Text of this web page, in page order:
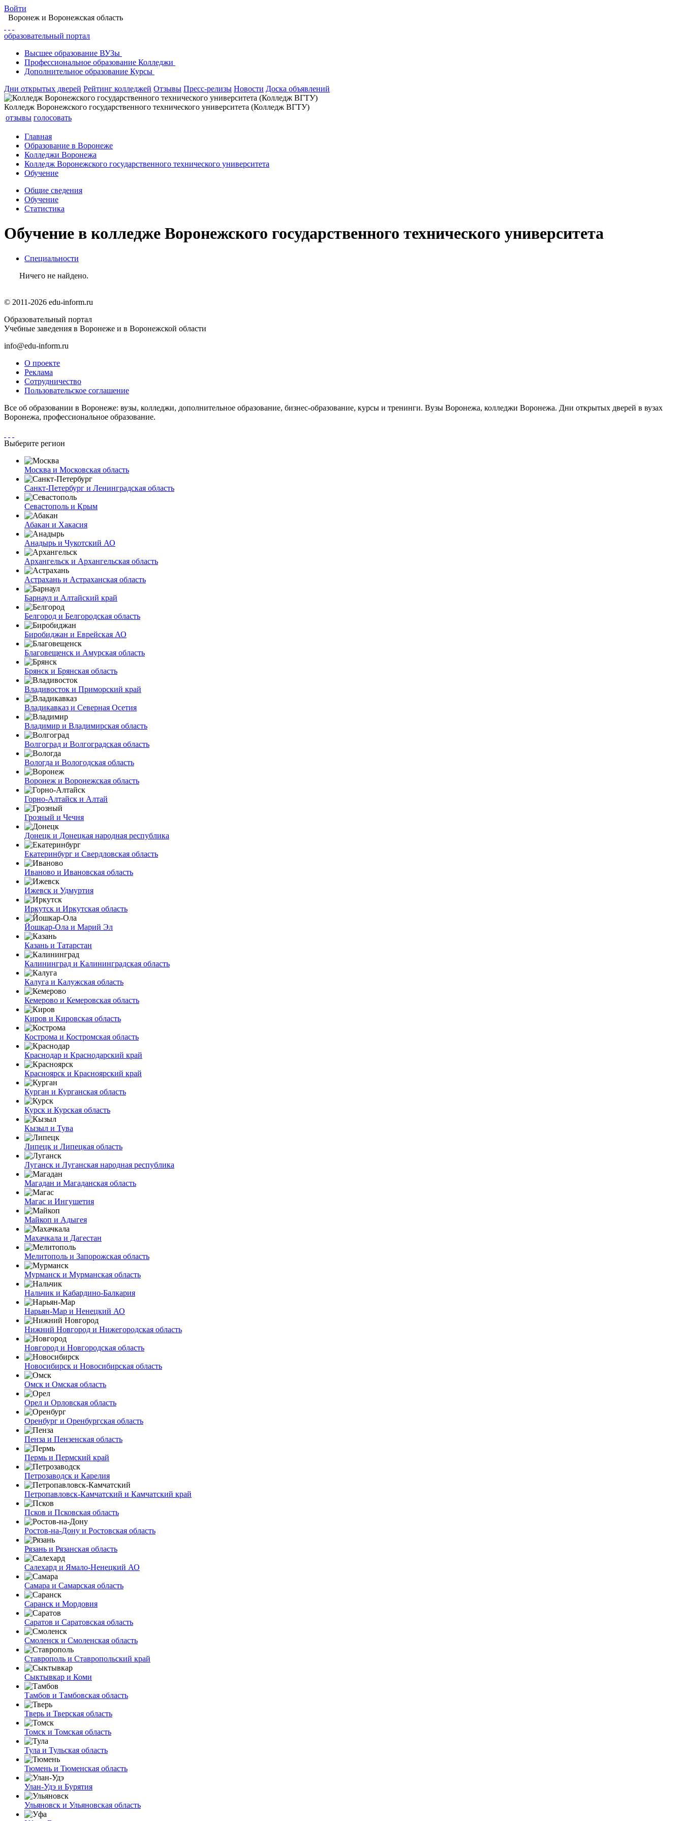
Войти
Воронеж и Воронежская область
образовательный портал
Высшее образование ВУЗы
Профессиональное образование Колледжи
Дополнительное образование Курсы
Дни открытых дверей Рейтинг колледжей Отзывы Пресс-релизы Новости Доска объявлений
Колледж Воронежского государственного технического университета (Колледж ВГТУ)
отзывы голосовать
Главная
Образование в Воронеже
Колледжи Воронежа
Колледж Воронежского государственного технического университета
Обучение
Общие сведения
Обучение
Статистика
Обучение в колледже Воронежского государственного технического университета
Специальности
Ничего не найдено.
© 2011-2026 edu-inform.ru
Образовательный портал
Учебные заведения в Воронеже и в Воронежской области
info@edu-inform.ru
О проекте
Реклама
Сотрудничество
Пользовательское соглашение
Все об образовании в Воронеже: вузы, колледжи, дополнительное образование, бизнес-образование, курсы и тренинги. Вузы Воронежа, колледжи Воронежа. Дни открытых дверей в вузах
Воронежа, профессиональное образование.
Выберите регион
Москва и Московская область
Санкт-Петербург и Ленинградская область
Севастополь и Крым
Абакан и Хакасия
Анадырь и Чукотский АО
Архангельск и Архангельская область
Астрахань и Астраханская область
Барнаул и Алтайский край
Белгород и Белгородская область
Биробиджан и Еврейская АО
Благовещенск и Амурская область
Брянск и Брянская область
Владивосток и Приморский край
Владикавказ и Северная Осетия
Владимир и Владимирская область
Волгоград и Волгоградская область
Вологда и Вологодская область
Воронеж и Воронежская область
Горно-Алтайск и Алтай
Грозный и Чечня
Донецк и Донецкая народная республика
Екатеринбург и Свердловская область
Иваново и Ивановская область
Ижевск и Удмуртия
Иркутск и Иркутская область
Йошкар-Ола и Марий Эл
Казань и Татарстан
Калининград и Калининградская область
Калуга и Калужская область
Кемерово и Кемеровская область
Киров и Кировская область
Кострома и Костромская область
Краснодар и Краснодарский край
Красноярск и Красноярский край
Курган и Курганская область
Курск и Курская область
Кызыл и Тува
Липецк и Липецкая область
Луганск и Луганская народная республика
Магадан и Магаданская область
Магас и Ингушетия
Майкоп и Адыгея
Махачкала и Дагестан
Мелитополь и Запорожская область
Мурманск и Мурманская область
Нальчик и Кабардино-Балкария
Нарьян-Мар и Ненецкий АО
Нижний Новгород и Нижегородская область
Новгород и Новгородская область
Новосибирск и Новосибирская область
Омск и Омская область
Орел и Орловская область
Оренбург и Оренбургская область
Пенза и Пензенская область
Пермь и Пермский край
Петрозаводск и Карелия
Петропавловск-Камчатский и Камчатский край
Псков и Псковская область
Ростов-на-Дону и Ростовская область
Рязань и Рязанская область
Салехард и Ямало-Ненецкий АО
Самара и Самарская область
Саранск и Мордовия
Саратов и Саратовская область
Смоленск и Смоленская область
Ставрополь и Ставропольский край
Сыктывкар и Коми
Тамбов и Тамбовская область
Тверь и Тверская область
Томск и Томская область
Тула и Тульская область
Тюмень и Тюменская область
Улан-Удэ и Бурятия
Ульяновск и Ульяновская область